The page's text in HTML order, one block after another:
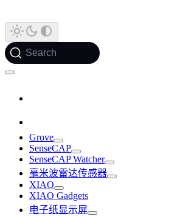
Search
Grove
SenseCAP
SenseCAP Watcher
毫米波雷达传感器
XIAO
XIAO Gadgets
电子纸显示屏